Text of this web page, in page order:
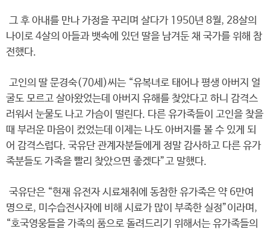
그 후 아내를 만나 가정을 꾸리며 살다가 1950년 8월, 28살의
나이로 4살의 아들과 뱃속에 있던 딸을 남겨둔 채 국가를 위해 참
전했다.
고인의 딸 문경숙(70세)씨는 “유복녀로 태어나 평생 아버지 얼
굴도 모르고 살아왔었는데 아버지 유해를 찾았다고 하니 감격스
러워서 눈물도 나고 가슴이 떨린다. 다른 유가족들이 고인을 찾을
때 부러운 마음이 컸었는데 이제는 나도 아버지를 볼 수 있게 되
어 감격스럽다. 국유단 관계자분들에게 정말 감사하고 다른 유가
족분들도 가족을 빨리 찾았으면 좋겠다”고 말했다.
국유단은 “현재 유전자 시료채취에 동참한 유가족은 약 6만여
명으로, 미수습전사자에 비해 시료가 많이 부족한 실정”이라며,
“호국영웅들을 가족의 품으로 돌려드리기 위해서는 유가족들의